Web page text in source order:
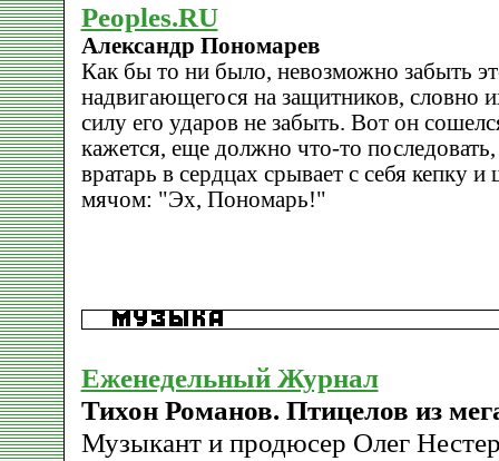
Peoples.RU
Александр Пономарев
Как бы то ни было, невозможно забыть
надвигающегося на защитников, словно
силу его ударов не забыть. Вот он
кажется, еще должно что-то
вратарь в сердцах срывает с себя кепку
мячом: "Эх, Пономарь!"
Еженедельный Журнал
Тихон Романов. Птицелов из
Музыкант и продюсер Олег